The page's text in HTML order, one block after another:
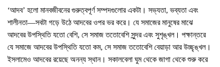
‘আদব’ হলো মানবজীবনের গুরুত্বপূর্ণ সম্পদগুলোর একটা। সভ্যতা, ভব্যতা এবং
শালীনতা—সবটা গড়ে উঠে আদবের ওপর ভর করে। যে সমাজের মানুষের মাঝে
আদবের উপস্থিতি যতো বেশি, সে সমাজ ততোবেশি সুন্দর এবং সুশৃঙ্খল। পক্ষান্তরে
যে সমাজে আদবের উপস্থিতি যতো কম, সে সমাজ ততোবেশি বেয়াড়া আর উচ্ছৃঙ্খল।
ইসলামেও আদবের রয়েছে অনন্য স্থান। সকালবেলা ঘুম থেকে জাগা থেকে শুরু করে